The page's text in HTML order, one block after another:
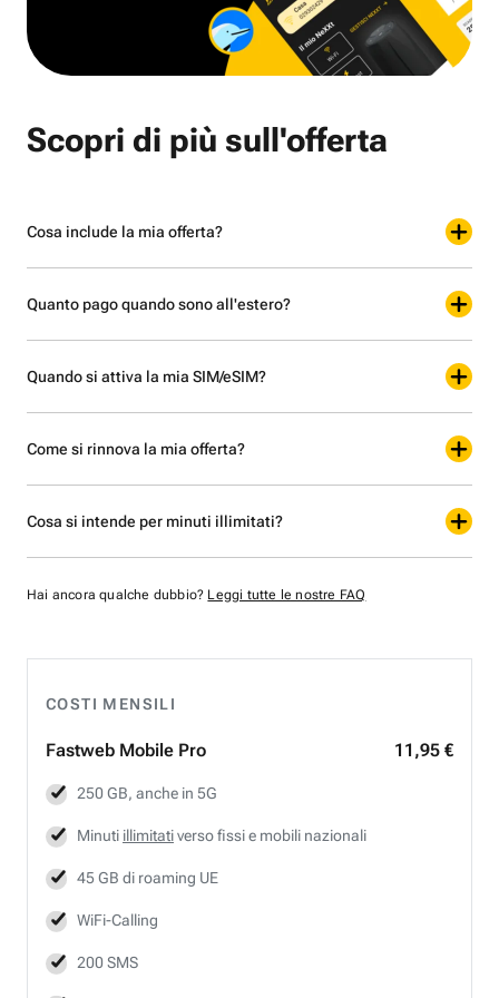
COSTI MENSILI
Fastweb Mobile Pro 11,95 €
250 GB, anche in 5G
Minuti illimitativerso fissi e mobili nazionali
45 GB di roaming UE
WiFi-Calling
200 SMS
Scopri di più sull'offerta
Cosa include la mia offerta?
Quanto pago quando sono all'estero?
Quando si attiva la mia SIM/eSIM?
Come si rinnova la mia offerta?
Cosa si intende per minuti illimitati?
Hai ancora qualche dubbio? Leggi tutte le nostre FAQ